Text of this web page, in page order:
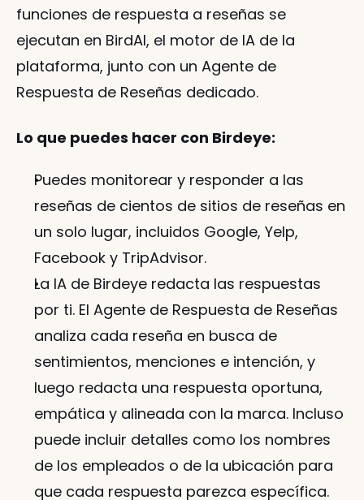
funciones de respuesta a reseñas se
ejecutan en BirdAI, el motor de IA de la
plataforma, junto con un Agente de
Respuesta de Reseñas dedicado.
Lo que puedes hacer con Birdeye:
Puedes monitorear y responder a las
reseñas de cientos de sitios de reseñas en
un solo lugar, incluidos Google, Yelp,
Facebook y TripAdvisor.
La IA de Birdeye redacta las respuestas
por ti. El Agente de Respuesta de Reseñas
analiza cada reseña en busca de
sentimientos, menciones e intención, y
luego redacta una respuesta oportuna,
empática y alineada con la marca. Incluso
puede incluir detalles como los nombres
de los empleados o de la ubicación para
que cada respuesta parezca específica.